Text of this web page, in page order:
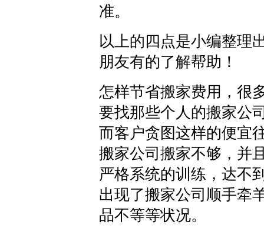
准。
以上的四点是小编整理
朋友有的了解帮助！
怎样节省搬家费用，很
要找那些个人的搬家公
而客户贪图这样的便宜
搬家公司搬家不够，并
严格系统的训练，达不
出现了搬家公司顺手牵
品不等等状况。